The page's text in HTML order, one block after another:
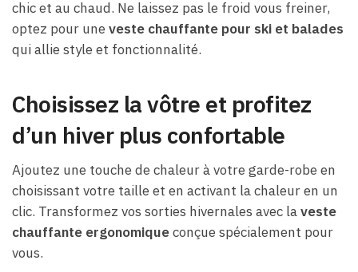
chic et au chaud. Ne laissez pas le froid vous freiner,
optez pour uneveste chauffante pour ski et balades
qui allie style et fonctionnalité.
Choisissez la vôtre et profitez
d’un hiver plus confortable
Ajoutez une touche de chaleur à votre garde-robe en
choisissant votre taille et en activant la chaleur en un
clic. Transformez vos sorties hivernales avec laveste
chauffante ergonomiqueconçue spécialement pour
vous.